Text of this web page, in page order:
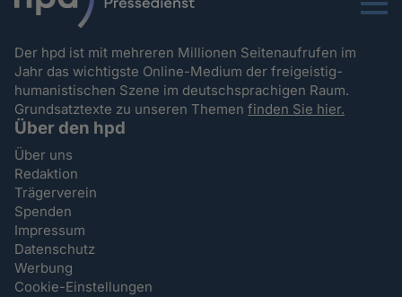
Menu
Der hpd ist mit mehreren Millionen Seitenaufrufen im
Jahr das wichtigste Online-Medium der freigeistig-
humanistischen Szene im deutschsprachigen Raum.
Grundsatztexte zu unseren Themenfinden Sie hier.
Über den hpd
Über uns
Redaktion
Trägerverein
Spenden
Impressum
Datenschutz
Werbung
Cookie-Einstellungen